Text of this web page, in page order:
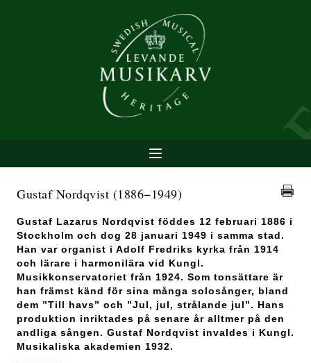
Gustaf Nordqvist (1886−1949)
Gustaf Lazarus Nordqvist föddes 12 februari 1886 i
Stockholm och dog 28 januari 1949 i samma stad.
Han var organist i Adolf Fredriks kyrka från 1914
och lärare i harmonilära vid Kungl.
Musikkonservatoriet från 1924. Som tonsättare är
han främst känd för sina många solosånger, bland
dem ”Till havs” och ”Jul, jul, strålande jul”. Hans
produktion inriktades på senare år alltmer på den
andliga sången. Gustaf Nordqvist invaldes i Kungl.
Musikaliska akademien 1932.